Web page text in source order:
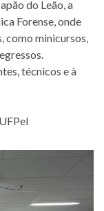
do Leão, a
Forense, onde
como minicursos,
técnicos e à